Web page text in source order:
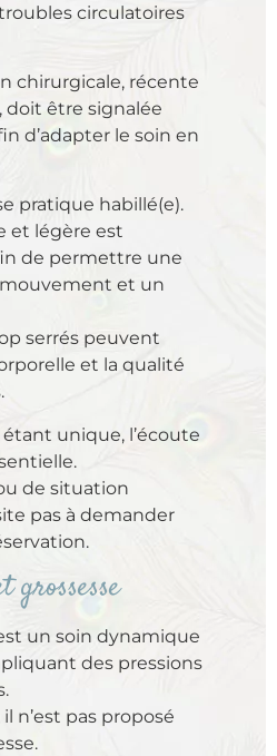
circulatoires
chirurgicale, récente
doit être signalée
d’adapter le soin en
pratique habillé(e).
et légère est
de permettre une
et un
serrés peuvent
et la qualité
unique, l’écoute
de situation
pas à demander
grossesse
un soin dynamique
des pressions
n’est pas proposé